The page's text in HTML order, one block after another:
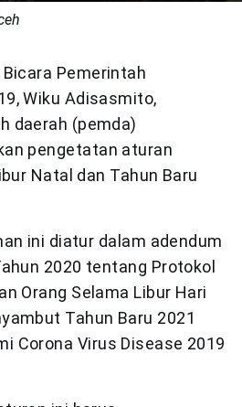
Pemerintah
Wiku Adisasmito,
daerah (pemda)
pengetatan aturan
Natal dan Tahun Baru
ini diatur dalam adendum
2020 tentang Protokol
Orang Selama Libur Hari
Tahun Baru 2021
Corona Virus Disease 2019